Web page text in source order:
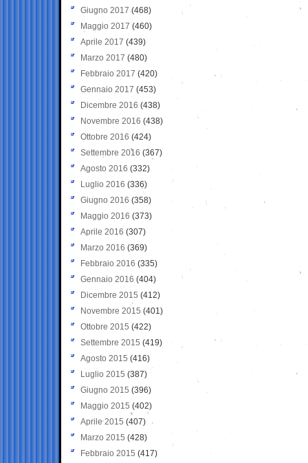
Giugno 2017 (468)
Maggio 2017 (460)
Aprile 2017 (439)
Marzo 2017 (480)
Febbraio 2017 (420)
Gennaio 2017 (453)
Dicembre 2016 (438)
Novembre 2016 (438)
Ottobre 2016 (424)
Settembre 2016 (367)
Agosto 2016 (332)
Luglio 2016 (336)
Giugno 2016 (358)
Maggio 2016 (373)
Aprile 2016 (307)
Marzo 2016 (369)
Febbraio 2016 (335)
Gennaio 2016 (404)
Dicembre 2015 (412)
Novembre 2015 (401)
Ottobre 2015 (422)
Settembre 2015 (419)
Agosto 2015 (416)
Luglio 2015 (387)
Giugno 2015 (396)
Maggio 2015 (402)
Aprile 2015 (407)
Marzo 2015 (428)
Febbraio 2015 (417)